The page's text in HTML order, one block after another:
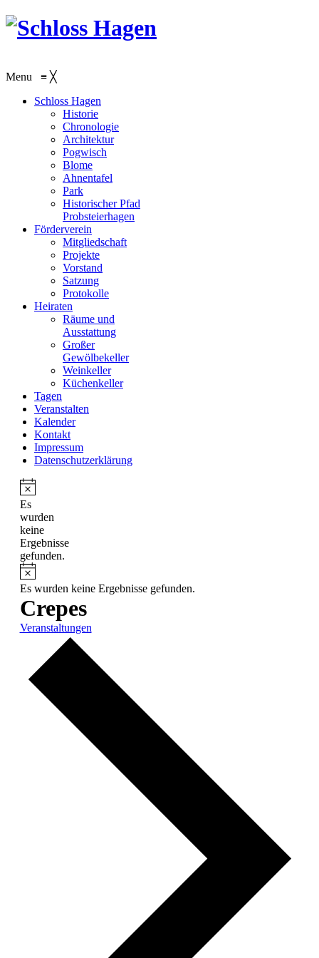
Menu ≡ ╳
Schloss Hagen
Historie
Chronologie
Architektur
Pogwisch
Blome
Ahnentafel
Park
Historischer Pfad
Probsteierhagen
Förderverein
Mitgliedschaft
Projekte
Vorstand
Satzung
Protokolle
Heiraten
Räume und
Ausstattung
Großer
Gewölbekeller
Weinkeller
Küchenkeller
Tagen
Veranstalten
Kalender
Kontakt
Impressum
Datenschutzerklärung
Es
wurden
keine
Ergebnisse
gefunden.
Es wurden keine Ergebnisse gefunden.
Crepes
Veranstaltungen